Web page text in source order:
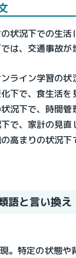
状況下での生活
では、交通事故
ライン学習の状
下で、食生活を
況下で、時間管
で、家計の見直
の高まりの状況
語と言い換え
。特定の状態や